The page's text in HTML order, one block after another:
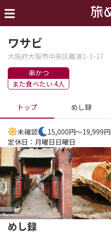
ワサビ
大阪府大阪市中央区難波1-1-17
串かつ
また食べたい 4人
トップ めし録
未確認
15,000円～19,999円
定休日： 月曜日 日曜日
めし録